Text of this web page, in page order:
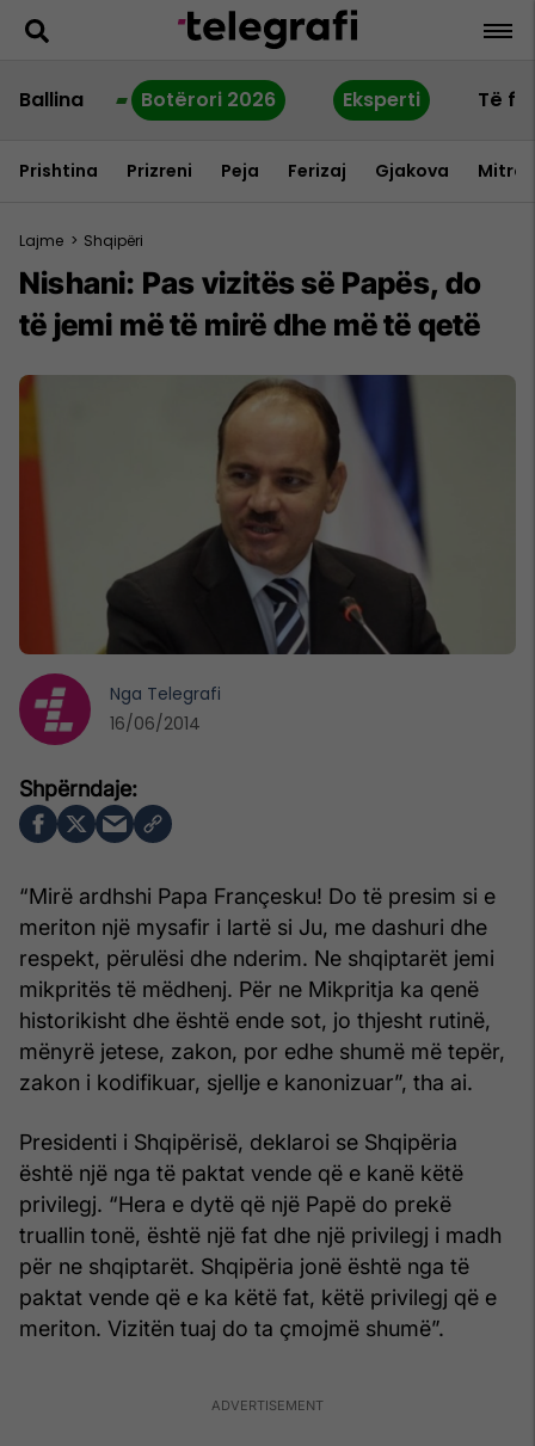
Ballina Botërori 2026 Eksperti Të
Prishtina Prizreni Peja Ferizaj Gjakova
Lajme > Shqipëri
Nishani: Pas vizitës së Papës, do
të jemi më të mirë dhe më të qetë
“Mirë ardhshi Papa Françesku! Do të presim si e
meriton një mysafir i lartë si Ju, me dashuri dhe
respekt, përulësi dhe nderim. Ne shqiptarët jemi
mikpritës të mëdhenj. Për ne Mikpritja ka qenë
historikisht dhe është ende sot, jo thjesht rutinë,
mënyrë jetese, zakon, por edhe shumë më tepër,
zakon i kodifikuar, sjellje e kanonizuar”, tha ai.
Presidenti i Shqipërisë, deklaroi se Shqipëria
është një nga të paktat vende që e kanë këtë
privilegj. “Hera e dytë që një Papë do prekë
truallin tonë, është një fat dhe një privilegj i madh
për ne shqiptarët. Shqipëria jonë është nga të
paktat vende që e ka këtë fat, këtë privilegj që e
meriton. Vizitën tuaj do ta çmojmë shumë”.
Nga Telegrafi
16/06/2014